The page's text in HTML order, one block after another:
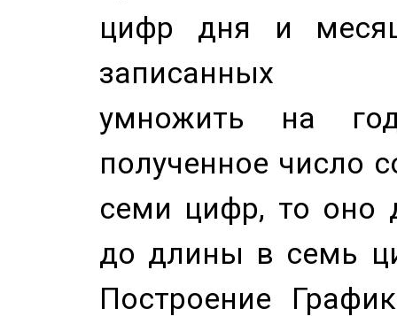
цифр дня и
записанных
умножить на
полученное число
семи цифр, то оно
до длины в семь
Построение